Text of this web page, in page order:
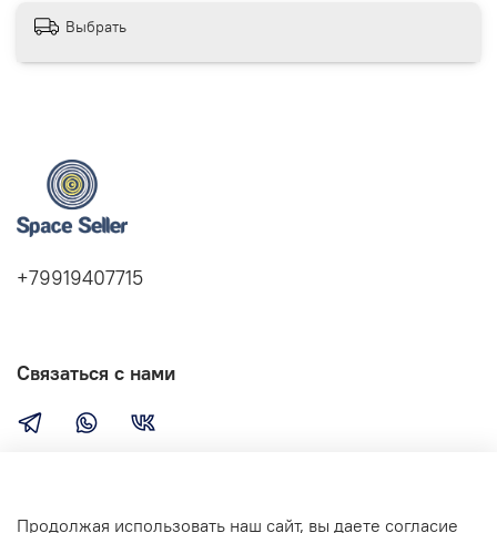
Выбрать
Компания
+79919407715
Связаться с нами
Продолжая использовать наш сайт, вы даете согласие